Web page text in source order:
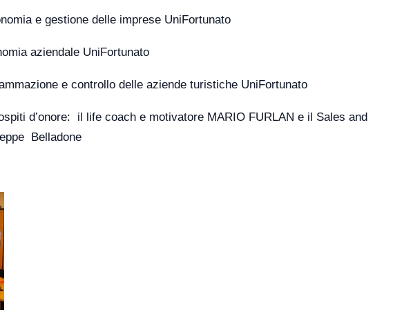
e gestione delle imprese UniFortunato
aziendale UniFortunato
e controllo delle aziende turistiche UniFortunato
d’onore: il life coach e motivatore MARIO FURLAN e il Sales and
Belladone